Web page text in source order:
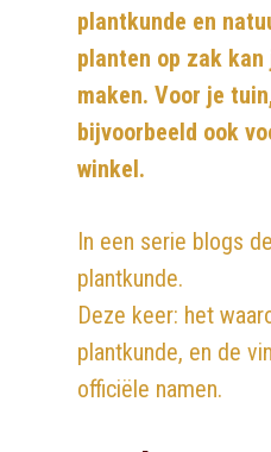
plantkunde en
planten op zak
maken. Voor je
bijvoorbeeld ook
winkel.
In een serie blogs
plantkunde.
Deze keer: het
plantkunde, en de
officiële namen.